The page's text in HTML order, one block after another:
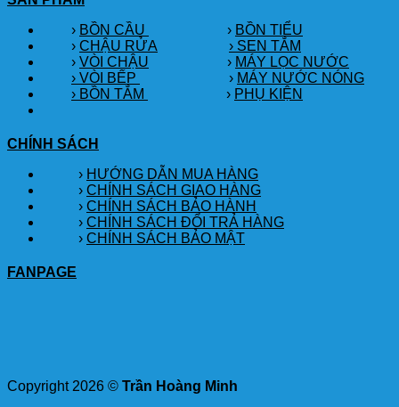
› BỒN CẦU › BỒN TIỂU
› CHẬU RỬA
› SEN TẮM
› VÒI CHẬU › MÁY LỌC NƯỚC
› VÒI BẾP
› MÁY NƯỚC NÓNG
› BỒN TẮM
› PHỤ KIỆN
CHÍNH SÁCH
› HƯỚNG DẪN MUA HÀNG
› CHÍNH SÁCH GIAO HÀNG
› CHÍNH SÁCH BẢO HÀNH
› CHÍNH SÁCH ĐỔI TRẢ HÀNG
› CHÍNH SÁCH BẢO MẬT
FANPAGE
Copyright 2026 © Trần Hoàng Minh